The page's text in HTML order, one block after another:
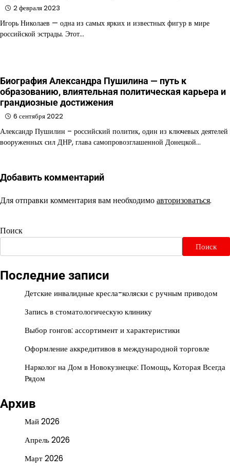
2 февраля 2023
Игорь Николаев — одна из самых ярких и известных фигур в мире
российской эстрады. Этот…
Биография Александра Пушилина — путь к
образованию, влиятельная политическая карьера и
грандиозные достижения
6 сентября 2022
Александр Пушилин – российский политик, один из ключевых деятелей
вооруженных сил ДНР, глава самопровозглашенной Донецкой…
Добавить комментарий
Для отправки комментария вам необходимоавторизоваться.
Поиск
Поиск
Последние записи
Детские инвалидные кресла-коляски с ручным приводом
Запись в стоматологическую клинику
Выбор гонгов: ассортимент и характеристики
Оформление аккредитивов в международной торговле
Нарколог на Дом в Новокузнецке: Помощь, Которая Всегда
Рядом
Архив
Май 2026
Апрель 2026
Март 2026